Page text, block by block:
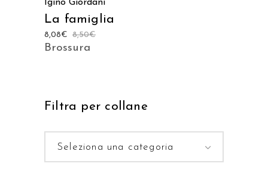
Igino Giordani
La famiglia
8,50€
8,08€
Brossura
Filtra per collane
Seleziona una categoria